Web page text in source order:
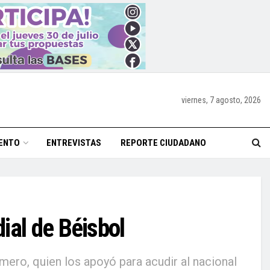
viernes, 7 agosto, 2026
ENTREVISTAS REPORTE CIUDADANO
de Béisbol
quien los apoyó para acudir al nacional